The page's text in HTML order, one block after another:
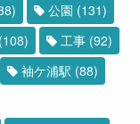
公園 (131)
(108) 工事 (92)
袖ケ浦駅 (88)